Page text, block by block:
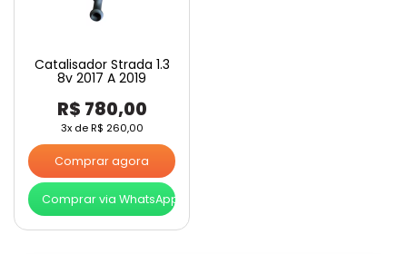
Catalisador Strada 1.3
8v 2017 A 2019
R$ 780,00
3x deR$ 260,00
Comprar agora
Comprar via WhatsApp